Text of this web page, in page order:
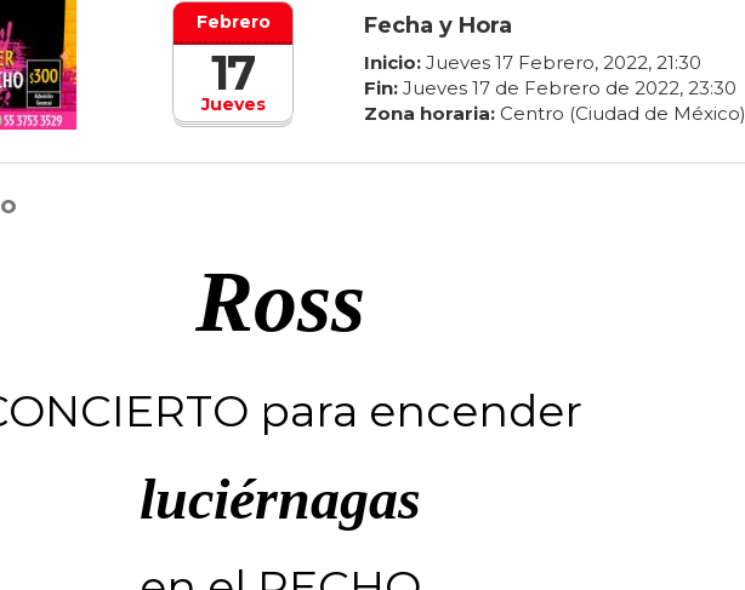
Jueves
Febrero
17
Fecha y Hora
Inicio: Jueves 17 Febrero, 2022, 21:30
Fin: Jueves 17de Febrero de 2022, 23:30
Zona horaria: Centro (Ciudad de México)
Ross
para encender
luciérnagas